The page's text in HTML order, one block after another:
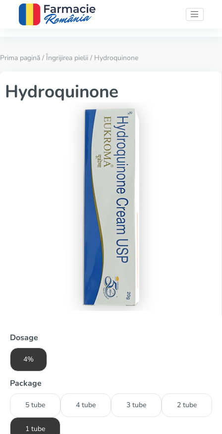
Prima pagină / Îngrijirea pielii / Hydroquinone
Hydroquinone
Dosage
4%
Package
5 tube 4 tube 3 tube 2 tube
1 tube